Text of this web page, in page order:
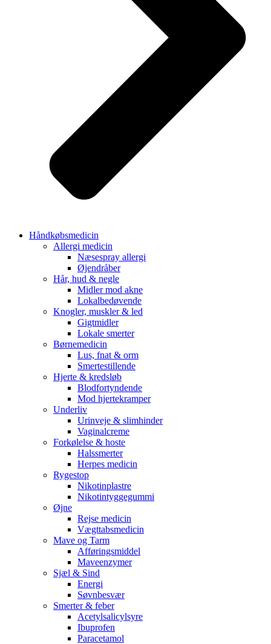
Håndkøbsmedicin
Allergi medicin
Næsespray allergi
Øjendråber
Hår, hud & negle
Midler mod akne
Lokalbedøvende
Knogler, muskler & led
Gigtmidler
Lokale smerter
Børnemedicin
Lus, fnat & orm
Smertestillende
Hjerte & kredsløb
Blodfortyndende
Mod hjertekramper
Underliv
Urinveje & slimhinder
Vaginalcreme
Forkølelse & hoste
Halssmerter
Herpes medicin
Rygestop
Nikotinplastre
Nikotintyggegummi
Øjne
Rejse medicin
Vægttabsmedicin
Mave og Tarm
Afføringsmiddel
Maveenzymer
Sjæl & Sind
Energi
Søvnbesvær
Smerter & feber
Acetylsalicylsyre
Ibuprofen
Paracetamol